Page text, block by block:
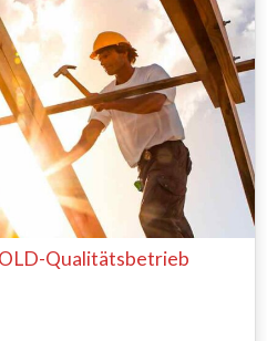
Qualitätsbetrieb